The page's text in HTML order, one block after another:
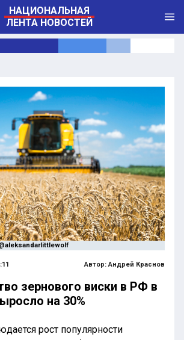
НАЦИОНАЛЬНАЯ
ЛЕНТА НОВОСТЕЙ
Автор:Андрей Краснов
зернового виски в РФ в
на 30%
рост популярности